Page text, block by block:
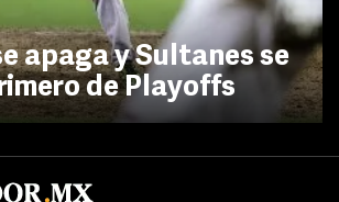
apaga y Sultanes se
de Playoffs